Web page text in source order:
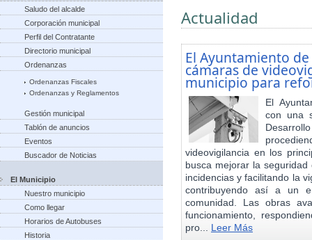
Saludo del alcalde
Corporación municipal
Perfil del Contratante
Directorio municipal
Ordenanzas
Ordenanzas Fiscales
Ordenanzas y Reglamentos
Gestión municipal
Tablón de anuncios
Eventos
Buscador de Noticias
El Municipio
Nuestro municipio
Como llegar
Horarios de Autobuses
Historia
Actualidad
El Ayuntamiento
cámaras de
municipio para
El
con una
videovigilancia en los
busca mejorar la
incidencias y facilitando la
contribuyendo así a un
comunidad. Las obras
funcionamiento,
pro... Leer Más